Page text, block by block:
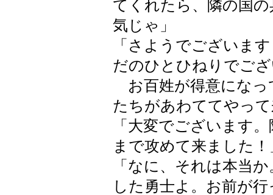
てくれたら、隣の国
気じゃ」
「さようでございま
だのひとひねりでご
お百姓が得意になっ
たちがあわててやっ
「大変でございます
まで攻めて来ました！
「なに、それは本当
した勇士よ。お前が